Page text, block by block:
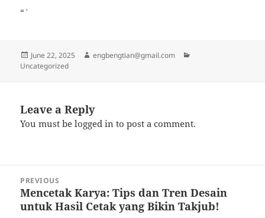
“`
Posted
on
June 22, 2025 Author
engbengtian@gmail.com
Uncategorized
Leave a Reply
You must belogged in to post a comment.
navigation
PREVIOUS
Previous
post:
Mencetak Karya: Tips dan Tren Desain
untuk Hasil Cetak yang Bikin Takjub!